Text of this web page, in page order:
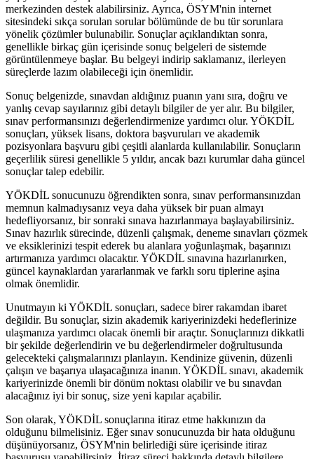
merkezinden destek alabilirsiniz. Ayrıca, ÖSYM'nin internet
sitesindeki sıkça sorulan sorular bölümünde de bu tür sorunlara
yönelik çözümler bulunabilir. Sonuçlar açıklandıktan sonra,
genellikle birkaç gün içerisinde sonuç belgeleri de sistemde
görüntülenmeye başlar. Bu belgeyi indirip saklamanız, ilerleyen
süreçlerde lazım olabileceği için önemlidir.
Sonuç belgenizde, sınavdan aldığınız puanın yanı sıra, doğru ve
yanlış cevap sayılarınız gibi detaylı bilgiler de yer alır. Bu bilgiler,
sınav performansınızı değerlendirmenize yardımcı olur. YÖKDİL
sonuçları, yüksek lisans, doktora başvuruları ve akademik
pozisyonlara başvuru gibi çeşitli alanlarda kullanılabilir. Sonuçların
geçerlilik süresi genellikle 5 yıldır, ancak bazı kurumlar daha güncel
sonuçlar talep edebilir.
YÖKDİL sonucunuzu öğrendikten sonra, sınav performansınızdan
memnun kalmadıysanız veya daha yüksek bir puan almayı
hedefliyorsanız, bir sonraki sınava hazırlanmaya başlayabilirsiniz.
Sınav hazırlık sürecinde, düzenli çalışmak, deneme sınavları çözmek
ve eksiklerinizi tespit ederek bu alanlara yoğunlaşmak, başarınızı
artırmanıza yardımcı olacaktır. YÖKDİL sınavına hazırlanırken,
güncel kaynaklardan yararlanmak ve farklı soru tiplerine aşina
olmak önemlidir.
Unutmayın ki YÖKDİL sonuçları, sadece birer rakamdan ibaret
değildir. Bu sonuçlar, sizin akademik kariyerinizdeki hedeflerinize
ulaşmanıza yardımcı olacak önemli bir araçtır. Sonuçlarınızı dikkatli
bir şekilde değerlendirin ve bu değerlendirmeler doğrultusunda
gelecekteki çalışmalarınızı planlayın. Kendinize güvenin, düzenli
çalışın ve başarıya ulaşacağınıza inanın. YÖKDİL sınavı, akademik
kariyerinizde önemli bir dönüm noktası olabilir ve bu sınavdan
alacağınız iyi bir sonuç, size yeni kapılar açabilir.
Son olarak, YÖKDİL sonuçlarına itiraz etme hakkınızın da
olduğunu bilmelisiniz. Eğer sınav sonucunuzda bir hata olduğunu
düşünüyorsanız, ÖSYM'nin belirlediği süre içerisinde itiraz